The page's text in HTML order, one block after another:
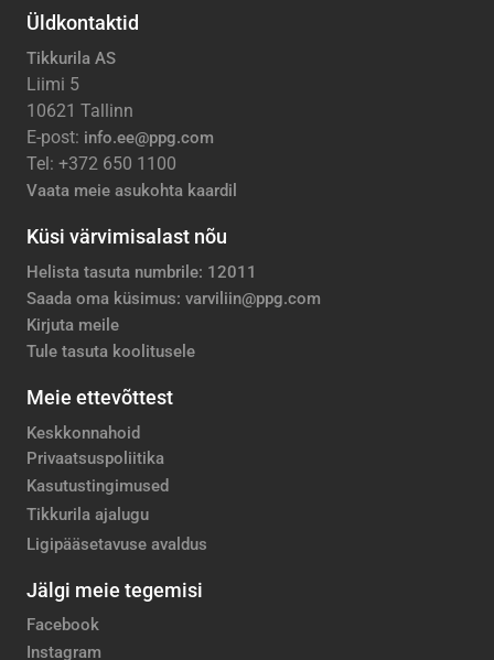
Üldkontaktid
Tikkurila AS
Liimi 5
10621 Tallinn
E-post: info.ee@ppg.com
Tel: +372 650 1100
Vaata meie asukohta kaardil
Küsi värvimisalast nõu
Helista tasuta numbrile: 12011
Saada oma küsimus: varviliin@ppg.com
Kirjuta meile
Tule tasuta koolitusele
Meie ettevõttest
Keskkonnahoid
Privaatsuspoliitika
Kasutustingimused
Tikkurila ajalugu
Ligipääsetavuse avaldus
Jälgi meie tegemisi
Facebook
Instagram